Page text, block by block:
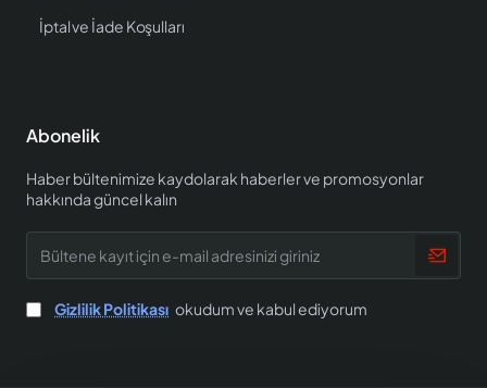
İptal ve İade Koşulları
Abonelik
Haber bültenimize kaydolarak haberler ve promosyonlar
hakkında güncel kalın
kayıt
için
e-
mail
Gizlilik Politikası okudum ve kabul ediyorum